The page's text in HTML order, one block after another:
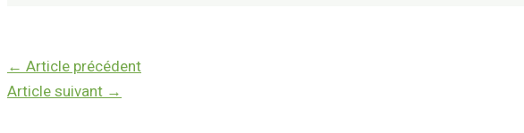
← Article précédent
Article suivant →